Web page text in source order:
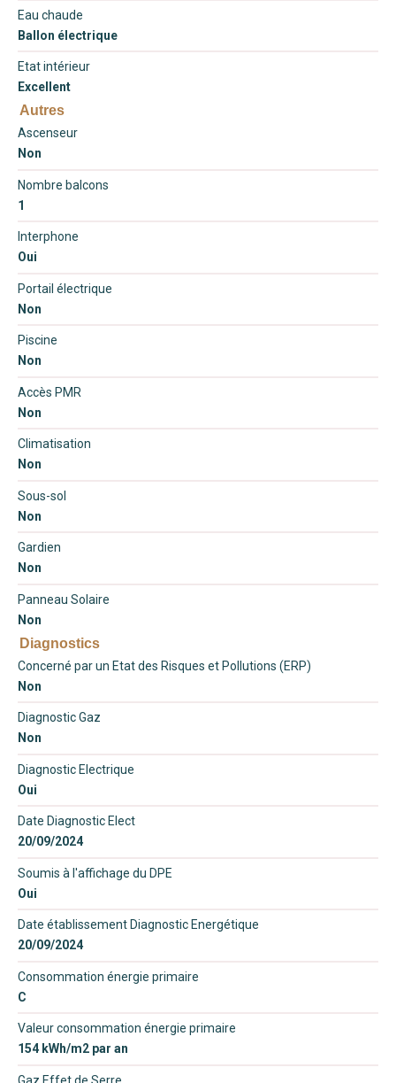
Eau chaude
Ballon électrique
Etat intérieur
Excellent
Autres
Ascenseur
Non
Nombre balcons
1
Interphone
Oui
Portail électrique
Non
Piscine
Non
Accès PMR
Non
Climatisation
Non
Sous-sol
Non
Gardien
Non
Panneau Solaire
Non
Diagnostics
Concerné par un Etat des Risques et Pollutions (ERP)
Non
Diagnostic Gaz
Non
Diagnostic Electrique
Oui
Date Diagnostic Elect
20/09/2024
Soumis à l'affichage du DPE
Oui
Date établissement Diagnostic Energétique
20/09/2024
Consommation énergie primaire
C
Valeur consommation énergie primaire
154 kWh/m2 par an